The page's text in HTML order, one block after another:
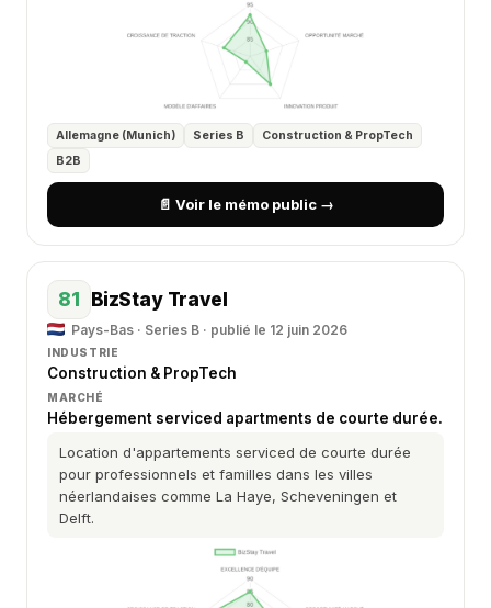
Allemagne (Munich) Series B
Construction & PropTech
B2B
📄 Voir le mémo public →
81 BizStay Travel
Pays-Bas · Series B · publié le 12 juin 2026
INDUSTRIE
Construction & PropTech
MARCHÉ
Hébergement serviced apartments de courte durée.
Location d'appartements serviced de courte durée
pour professionnels et familles dans les villes
néerlandaises comme La Haye, Scheveningen et
Delft.